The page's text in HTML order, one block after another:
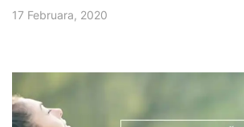
17 Februara, 2020